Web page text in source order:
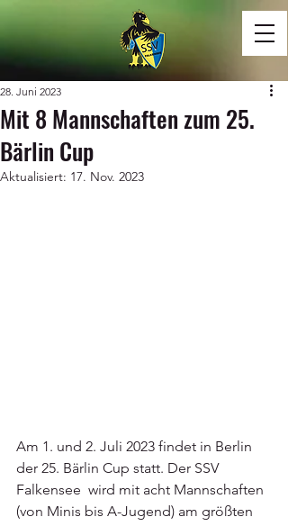
Mit 8 Mannschaften zum 25.
Bärlin Cup
28. Juni 2023
Aktualisiert: 17. Nov. 2023
Am 1. und 2. Juli 2023 findet in Berlin
der 25. Bärlin Cup statt. Der SSV
Falkensee  wird mit acht Mannschaften
(von Minis bis A-Jugend) am größten